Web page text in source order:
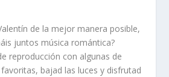
de la mejor manera posible,
juntos música romántica?
reproducción con algunas de
bajad las luces y disfrutad